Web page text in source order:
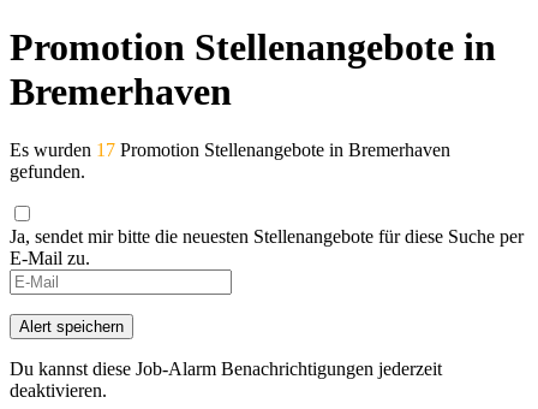
Promotion Stellenangebote in
Bremerhaven
Es wurden 17 Promotion Stellenangebote in Bremerhaven
gefunden.
Ja, sendet mir bitte die neuesten Stellenangebote für diese Suche per
E-Mail zu.
Alert speichern
Du kannst diese Job-Alarm Benachrichtigungen jederzeit
deaktivieren.